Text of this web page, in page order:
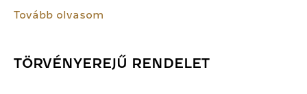
Tovább olvasom
TÖRVÉNYEREJŰ RENDELET